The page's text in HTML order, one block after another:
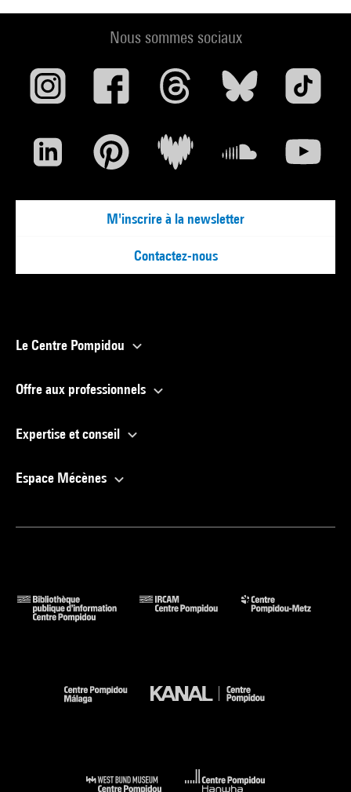
Nous sommes sociaux
M'inscrire à la newsletter
Contactez-nous
Le Centre Pompidou
Offre aux professionnels
Expertise et conseil
Espace Mécènes